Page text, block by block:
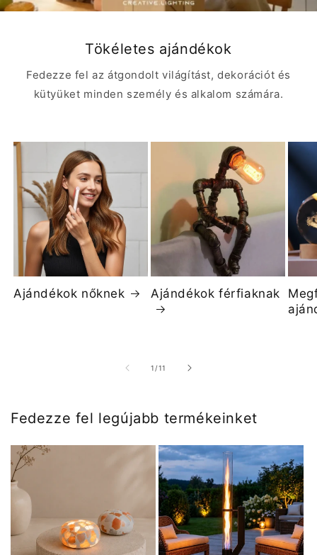
Tökéletes ajándékok
Fedezze fel az átgondolt világítást, dekorációt és
kütyüket minden személy és alkalom számára.
Ajándékok nőknek Ajándékok férfiaknak
1 //11
Fedezze fel legújabb termékeinket